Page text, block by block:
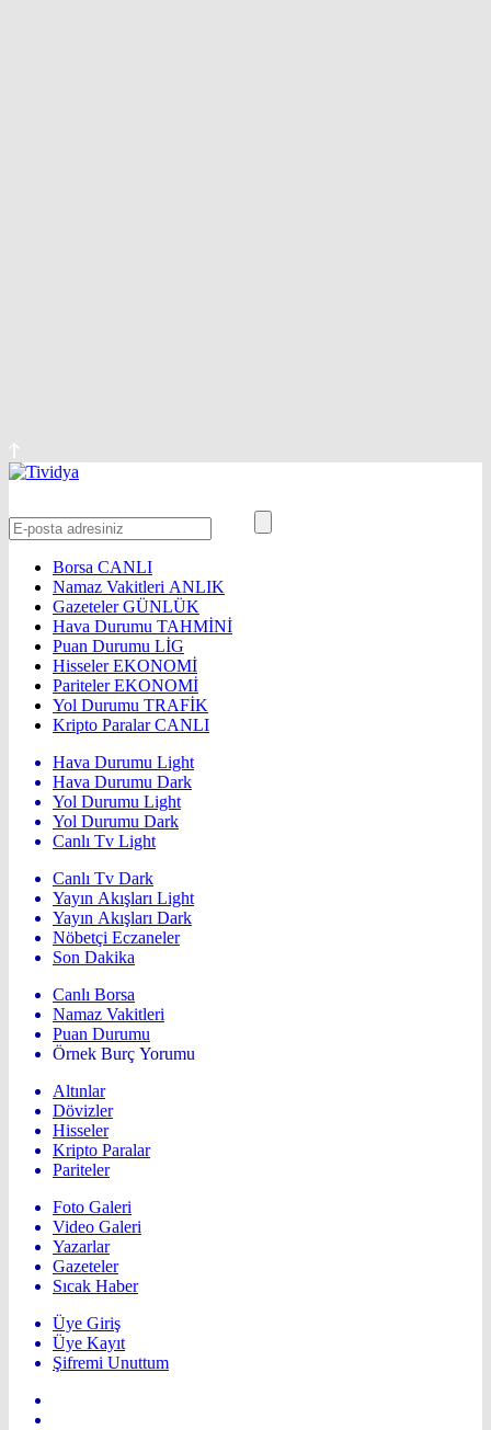
Borsa CANLI
Namaz Vakitleri ANLIK
GazetelerGÜNLÜK
Hava Durumu TAHMİNİ
Puan Durumu LİG
HisselerEKONOMİ
ParitelerEKONOMİ
Yol Durumu TRAFİK
Kripto ParalarCANLI
Hava Durumu Light
Hava Durumu Dark
Yol Durumu Light
Yol Durumu Dark
Canlı Tv Light
Canlı Tv Dark
Yayın Akışları Light
Yayın Akışları Dark
Nöbetçi Eczaneler
Son Dakika
Canlı Borsa
Namaz Vakitleri
Puan Durumu
Örnek Burç Yorumu
Altınlar
Dövizler
Hisseler
Kripto Paralar
Pariteler
Foto Galeri
Video Galeri
Yazarlar
Gazeteler
Sıcak Haber
Üye Giriş
Üye Kayıt
Şifremi Unuttum